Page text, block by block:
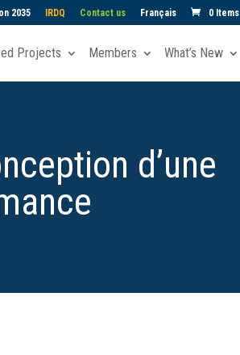
2035 IRDQ Contact us Français 0 Items
Projects Members What’s New
d’une